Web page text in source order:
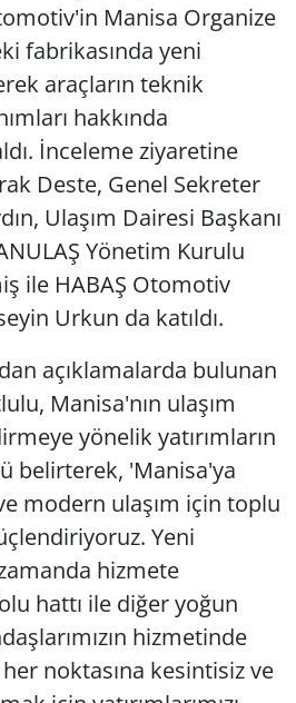
Manisa Organize
fabrikasında yeni
araçların teknik
hakkında
İnceleme ziyaretine
Deste, Genel Sekreter
Ulaşım Dairesi Başkanı
Yönetim Kurulu
ile HABAŞ Otomotiv
Urkun da katıldı.
açıklamalarda bulunan
Manisa'nın ulaşım
yönelik yatırımların
belirterek, 'Manisa'ya
modern ulaşım için toplu
Yeni
hizmete
hattı ile diğer yoğun
hizmetinde
noktasına kesintisiz ve